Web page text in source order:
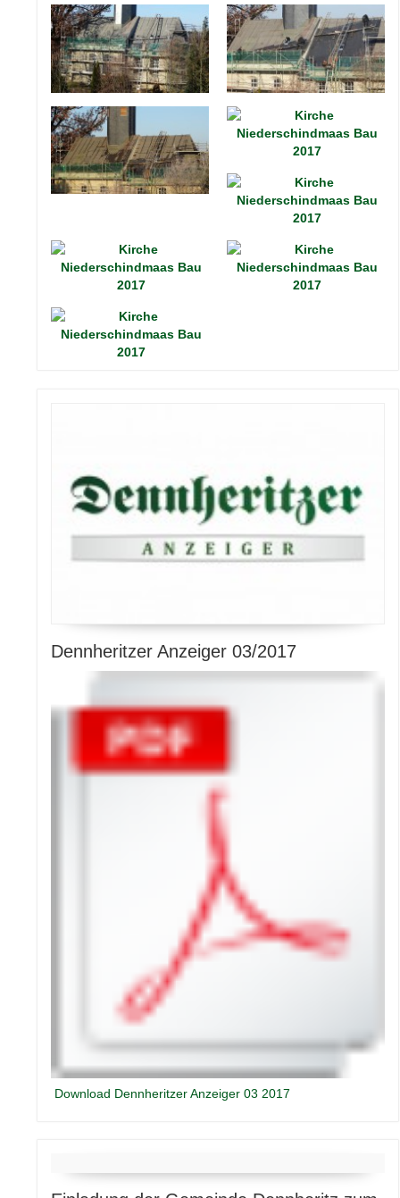
Dennheritzer Anzeiger 03/2017
Download Dennheritzer Anzeiger 03 2017